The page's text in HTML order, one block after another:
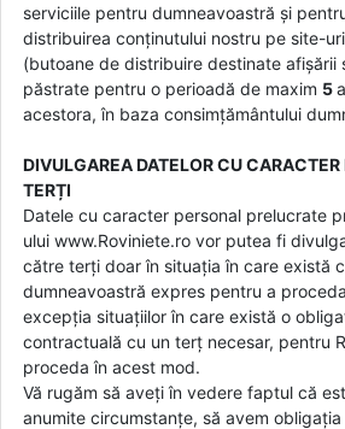
serviciile pentru dumneavoastră și
distribuirea conținutului nostru pe site-
(butoane de distribuire destinate afișării
păstrate pentru o perioadă de maxim 5
acestora, în baza consimțământului
DIVULGAREA DATELOR CU CARACTER
TERȚI
Datele cu caracter personal prelucrate
ului www.Roviniete.ro vor putea fi
către terți doar în situația în care există
dumneavoastră expres pentru a
excepția situațiilor în care există o
contractuală cu un terț necesar, pentru
proceda în acest mod.
Vă rugăm să aveți în vedere faptul că
anumite circumstanțe, să avem